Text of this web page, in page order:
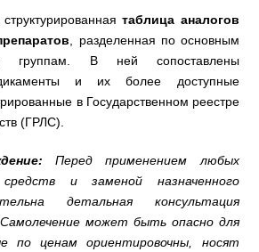
таблица аналогов
, разделенная по основным
группам. В ней сопоставлены
и их более доступные
в Государственном реестре
(ГРЛС).
Перед применением любых
средств и заменой назначенного
детальная консультация
Самолечение может быть опасно для
по ценам ориентировочны, носят